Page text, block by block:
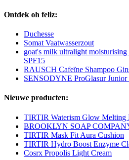
Ontdek oh feliz:
Duchesse
Somat Vaatwasserzout
goat's milk ultralight
SPF15
RAUSCH Cafeïne Shampoo
SENSODYNE ProGlasur Junior
Nieuwe producten:
TIRTIR Waterism Glow Melting
BROOKLYN SOAP
TIRTIR Mask Fit Aura Cushion
TIRTIR Hydro Boost Enzyme
Cosrx Propolis Light Cream